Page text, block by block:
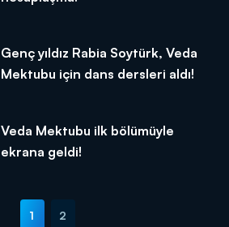
Genç yıldız Rabia Soytürk, Veda
Mektubu için dans dersleri aldı!
Veda Mektubu ilk bölümüyle
ekrana geldi!
1 2